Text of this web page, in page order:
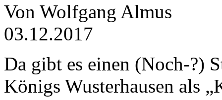
Von Wolfgang Almus
03.12.2017
Da gibt es einen (Noch-?)
Königs Wusterhausen als